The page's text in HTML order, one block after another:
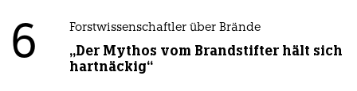
6 Forstwissenschaftler über Brände
„Der Mythos vom Brandstifter hält sich
hartnäckig“